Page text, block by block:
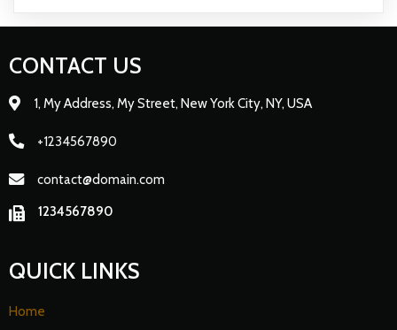
CONTACT US
1, My Address, My Street, New York City, NY, USA
+1234567890
contact@domain.com
1234567890
QUICK LINKS
Home